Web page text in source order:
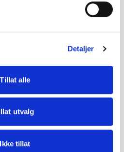
Detaljer
Tillat alle
utvalg
Ikke tillat
stand. Oppbevart i